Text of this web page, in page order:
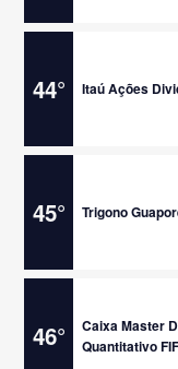
44° Itaú Ações
45° Trigono
46°
Caixa Master
Quantitativo